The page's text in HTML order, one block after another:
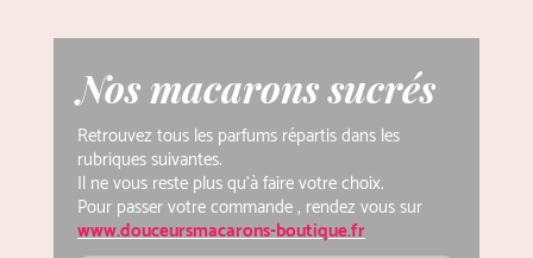
Nos macarons sucrés
Retrouvez tous les parfums répartis dans les
rubriques suivantes.
Il ne vous reste plus qu'à faire votre choix.
Pour passer votre commande , rendez vous sur
www.douceursmacarons-boutique.fr